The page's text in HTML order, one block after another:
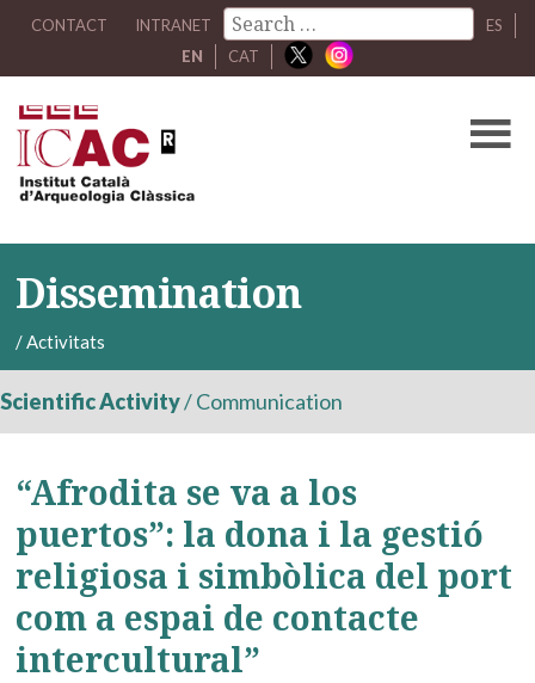
CONTACT INTRANET
ES
EN
CAT
Dissemination
/Activitats
Scientific Activity/Communication
“Afrodita se va a los
puertos”: la dona i la gestió
religiosa i simbòlica del port
com a espai de contacte
intercultural”